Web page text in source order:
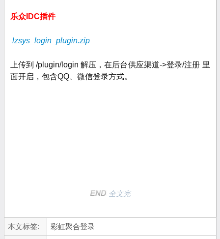
乐众IDC插件
lzsys_login_plugin.zip
上传到 /plugin/login 解压，在后台供应渠道->登录/注册 里
面开启，包含QQ、微信登录方式。
全文完
本文标签: 彩虹聚合登录